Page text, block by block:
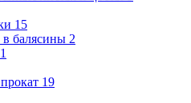
15
в балясины 2
1
19